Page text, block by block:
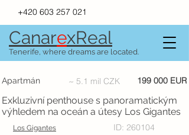
+420 603 257 021
CanarexReal
Tenerife, where dreams are located.
Apartmán ~ 5.1 mil CZK 199 000 EUR
Exkluzivní penthouse s panoramatickým
výhledem na oceán a útesy Los Gigantes
Los Gigantes ID: 260104